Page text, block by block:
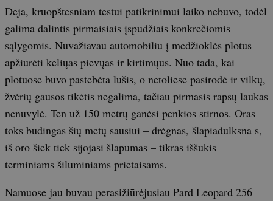
Deja, kruopštesniam testui patikrinimui laiko nebuvo, todėl
galima dalintis pirmaisiais įspūdžiais konkrečiomis
sąlygomis. Nuvažiavau automobiliu į medžioklės plotus
apžiūrėti keliųas pievųas ir kirtimųus. Nuo tada, kai
plotuose buvo pastebėta lūšis, o netoliese pasirodė ir vilkų,
žvėrių gausos tikėtis negalima, tačiau pirmasis rapsų laukas
nenuvylė. Ten už 150 metrų ganėsi penkios stirnos. Oras
toks būdingas šių metų sausiui – drėgnas, šlapiadulksna s,
iš oro šiek tiek sijojasi šlapumas – tikras iššūkis
terminiams šiluminiams prietaisams.
Namuose jau buvau perasižiūrėjusiau Pard Leopard 256